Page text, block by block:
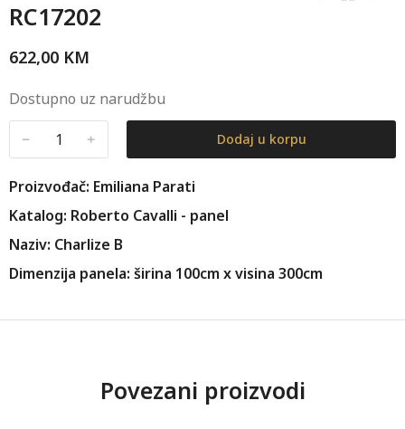
RC17202
622,00 KM
Dostupno uz narudžbu
﹣ ﹢ Dodaj u korpu
Proizvođač: Emiliana Parati
Katalog: Roberto Cavalli - panel
Naziv: Charlize B
Dimenzija panela: širina 100cm x visina 300cm
Povezani proizvodi